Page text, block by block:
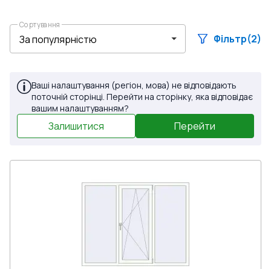
Сортування
Фільтр(2)
Ваші налаштування (регіон, мова) не відповідають
поточній сторінці. Перейти на сторінку, яка відповідає
вашим налаштуванням?
Залишитися Перейти